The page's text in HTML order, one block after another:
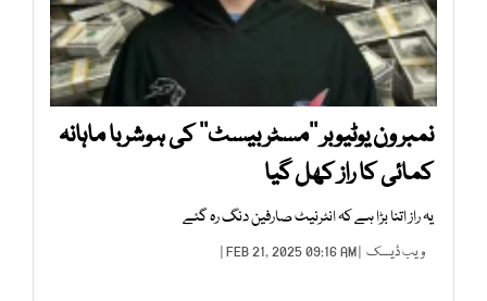
نمبر ون یوٹیوبر ’’مسٹر بیسٹ‘‘ کی ہوشربا ماہانہ
کمائی کا راز کھل گیا
یہ راز اتنا بڑا ہے کہ انٹرنیٹ صارفین دنگ رہ گئے
ویب ڈیسک | FEB 21, 2025 09:16 AM |